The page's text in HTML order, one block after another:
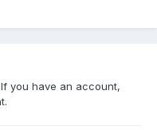
you have an account,